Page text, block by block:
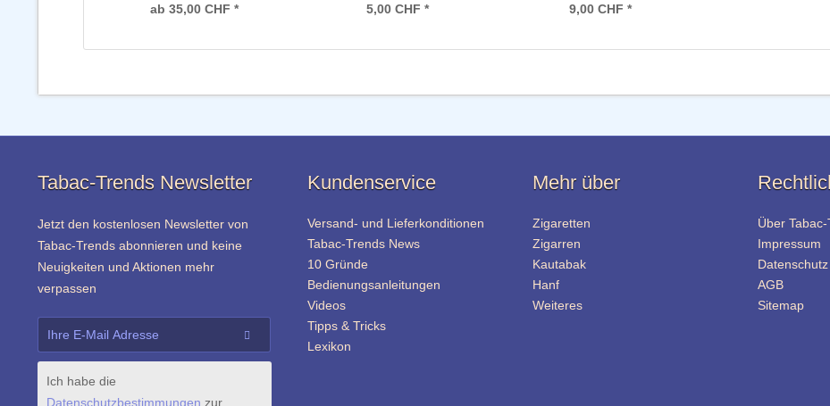
ab 35,00 CHF * 5,00 CHF * 9,00 CHF *
Tabac-Trends Newsletter
Jetzt den kostenlosen Newsletter von
Tabac-Trends abonnieren und keine
Neuigkeiten und Aktionen mehr
verpassen
Ich habe die
Datenschutzbestimmungen zur
Kundenservice
Versand- und Lieferkonditionen
Tabac-Trends News
10 Gründe
Bedienungsanleitungen
Videos
Tipps & Tricks
Lexikon
Mehr über
Zigaretten
Zigarren
Kautabak
Hanf
Weiteres
Über
Impressum
Datenschutz
AGB
Sitemap